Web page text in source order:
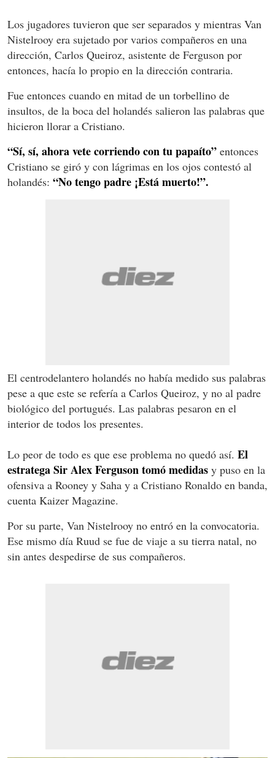
Los jugadores tuvieron que ser separados y mientras Van
Nistelrooy era sujetado por varios compañeros en una
dirección, Carlos Queiroz, asistente de Ferguson por
entonces, hacía lo propio en la dirección contraria.
Fue entonces cuando en mitad de un torbellino de
insultos, de la boca del holandés salieron las palabras que
hicieron llorar a Cristiano.
“Sí, sí, ahora vete corriendo con tu papaíto” entonces
Cristiano se giró y con lágrimas en los ojos contestó al
holandés: “No tengo padre ¡Está muerto!”.
El centrodelantero holandés no había medido sus palabras
pese a que este se refería a Carlos Queiroz, y no al padre
biológico del portugués. Las palabras pesaron en el
interior de todos los presentes.
Lo peor de todo es que ese problema no quedó así. El
estratega Sir Alex Ferguson tomó medidas y puso en la
ofensiva a Rooney y Saha y a Cristiano Ronaldo en banda,
cuenta Kaizer Magazine.
Por su parte, Van Nistelrooy no entró en la convocatoria.
Ese mismo día Ruud se fue de viaje a su tierra natal, no
sin antes despedirse de sus compañeros.